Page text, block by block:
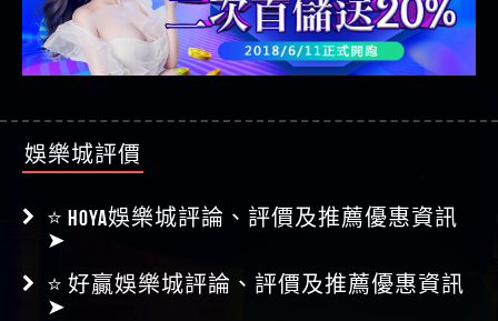
娛樂城評價
⭐ HOYA娛樂城評論、評價及推薦優惠資訊
➤
⭐ 好贏娛樂城評論、評價及推薦優惠資訊
➤